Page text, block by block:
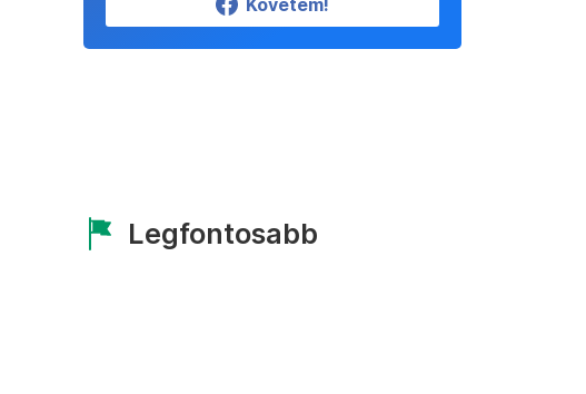
Követem!
Legfontosabb